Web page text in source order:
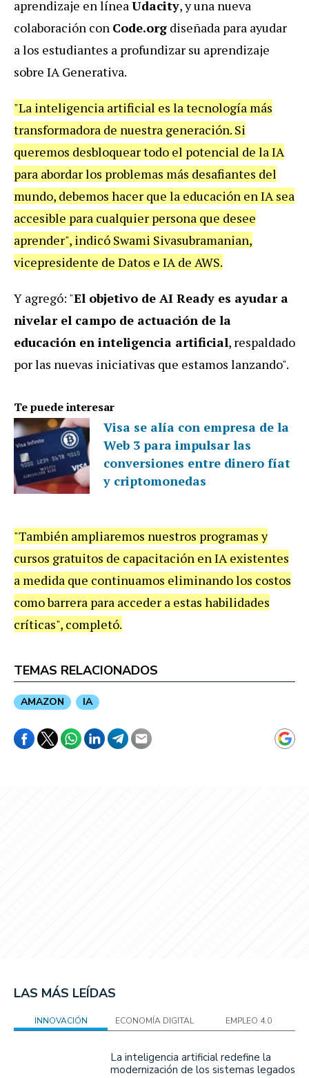
aprendizaje en líneaUdacity, y una nueva
colaboración con Code.org diseñada para ayudar
a los estudiantes a profundizar su aprendizaje
sobre IA Generativa.
"La inteligencia artificial es la tecnología más
transformadora de nuestra generación. Si
queremos desbloquear todo el potencial de la IA
para abordar los problemas más desafiantes del
mundo, debemos hacer que la educación en IA sea
accesible para cualquier persona que desee
aprender", indicó Swami Sivasubramanian,
vicepresidente de Datos e IA de AWS.
Y agregó: "El objetivo de AI Ready es ayudar a
nivelar el campo de actuación de la
educación en inteligencia artificial, respaldado
por las nuevas iniciativas que estamos lanzando".
Te puede interesar
Visa se alía con empresa de la
Web 3 para impulsar las
conversiones entre dinero fíat
y criptomonedas
"También ampliaremos nuestros programas y
cursos gratuitos de capacitación en IA existentes
a medida que continuamos eliminando los costos
como barrera para acceder a estas habilidades
críticas", completó.
TEMAS RELACIONADOS
AMAZON IA
LAS MÁS LEÍDAS
INNOVACIÓN ECONOMÍA DIGITAL EMPLEO 4.0
La inteligencia artificial redefine la
modernización de los sistemas legados